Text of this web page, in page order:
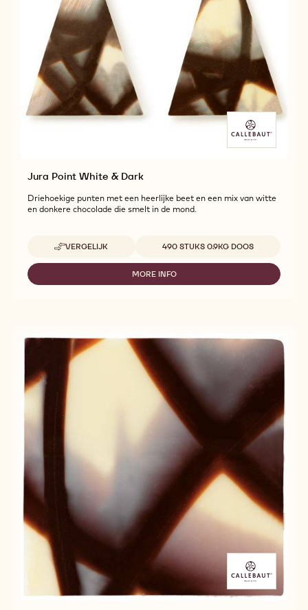
Jura Point White & Dark
Driehoekige punten met een heerlijke beet en een mix van witte
en donkere chocolade die smelt in de mond.
VERGELIJK
-
JURA
WHITE
Beschikbare maten
490 STUKS 0.9KG DOOS
MORE INFO
-